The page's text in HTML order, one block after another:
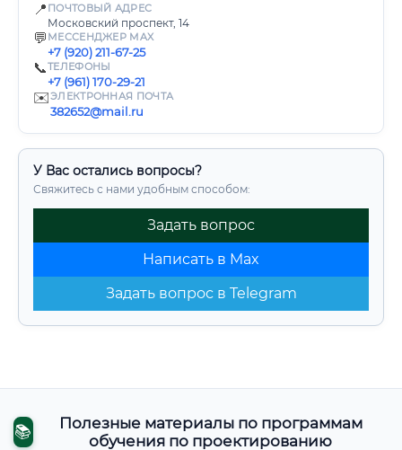
📍 ПОЧТОВЫЙ АДРЕС
Московский проспект, 14
💬 МЕССЕНДЖЕР MAX
+7 (920) 211-67-25
📞ТЕЛЕФОНЫ
+7 (961) 170-29-21
✉️ЭЛЕКТРОННАЯ ПОЧТА
382652@mail.ru
У Вас остались вопросы?
Свяжитесь с нами удобным способом:
Задать вопрос
Написать в Max
Задать вопрос в Telegram
📚
Полезные материалы по программам
обучения по проектированию